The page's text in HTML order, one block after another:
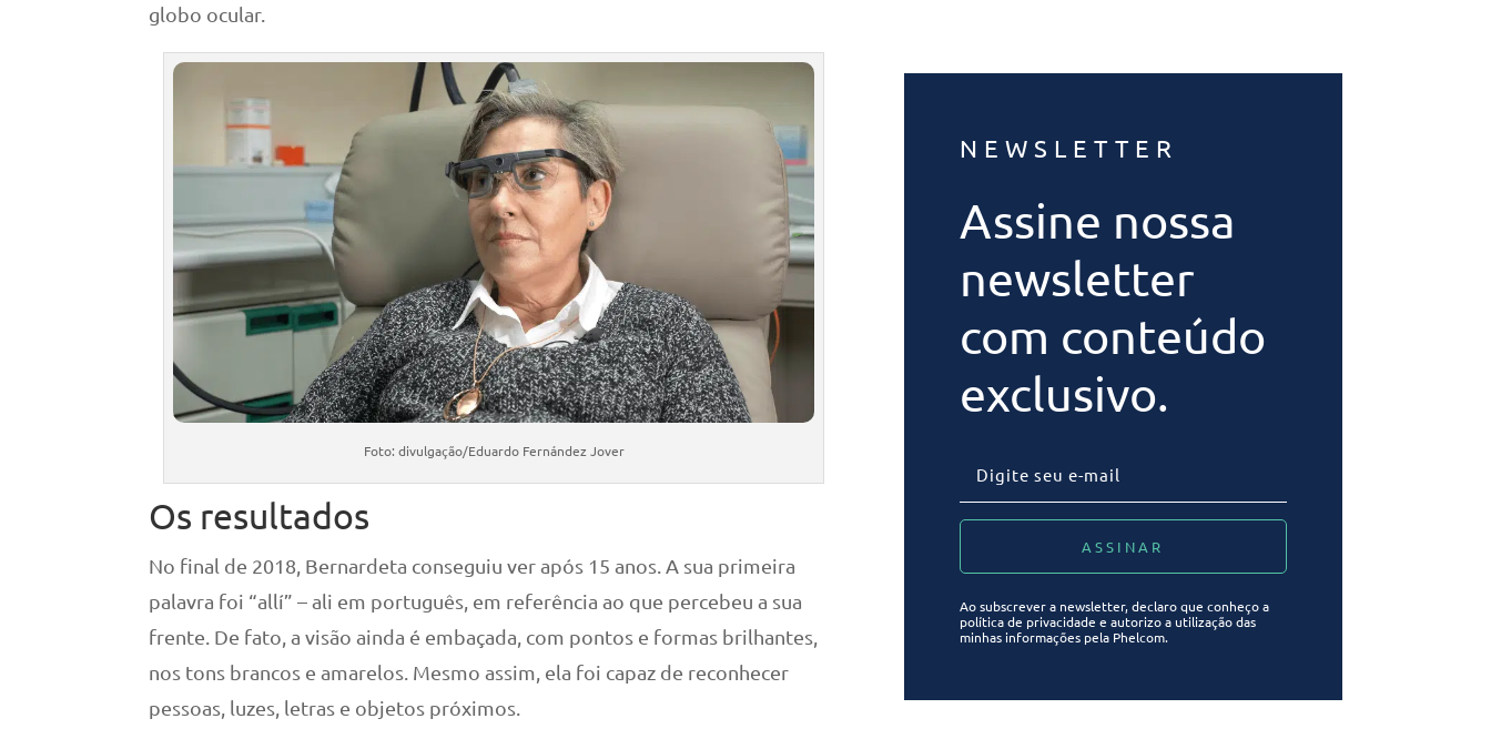
globo ocular.
Foto: divulgação/Eduardo Fernández Jover
Os resultados
No final de 2018, Bernardeta conseguiu ver após 15 anos. A sua primeira
palavra foi “allí” – ali em português, em referência ao que percebeu a sua
frente. De fato, a visão ainda é embaçada, com pontos e formas brilhantes,
nos tons brancos e amarelos. Mesmo assim, ela foi capaz de reconhecer
pessoas, luzes, letras e objetos próximos.
NEWSLETTER
Assine nossa
newsletter
com conteúdo
exclusivo.
Ao subscrever a newsletter, declaro que conheço a
política de privacidade e autorizo a utilização das
minhas informações pela Phelcom.